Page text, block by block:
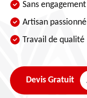
Sans engagement
Artisan passionné
Travail de qualité
Devis Gratuit